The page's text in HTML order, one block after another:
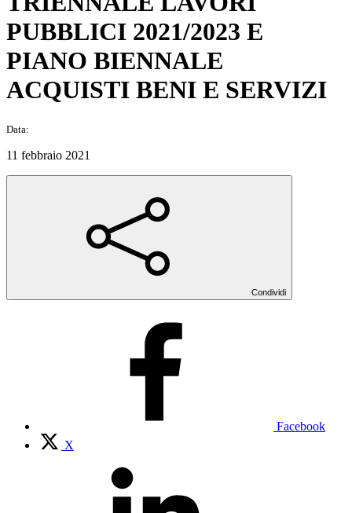
PUBBLICI 2021/2023 E
PIANO BIENNALE
ACQUISTI BENI E SERVIZI
Data:
11 febbraio 2021
Condividi
Facebook
X